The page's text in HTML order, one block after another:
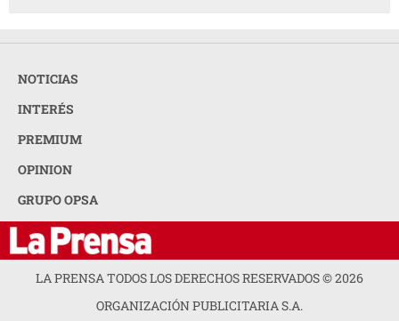
NOTICIAS
INTERÉS
PREMIUM
OPINION
GRUPO OPSA
LA PRENSA TODOS LOS DERECHOS RESERVADOS ©2026
ORGANIZACIÓN PUBLICITARIA S.A.